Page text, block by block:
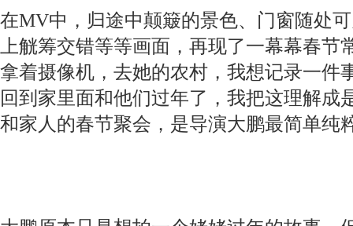
在MV中，归途中颠簸的景色、门窗随处
上觥筹交错等等画面，再现了一幕幕春节
拿着摄像机，去她的农村，我想记录一件
回到家里面和他们过年了，我把这理解成
和家人的春节聚会，是导演大鹏最简单纯